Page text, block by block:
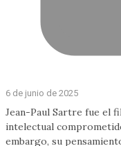
6 de junio de 2025
Jean-Paul Sartre fue el
intelectual
embargo, su